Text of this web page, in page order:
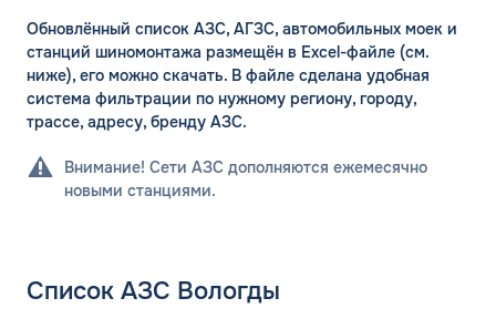
Обновлённый список АЗС, АГЗС, автомобильных моек и
станций шиномонтажа размещён в Excel-файле (см.
ниже), его можно скачать. В файле сделана удобная
система фильтрации по нужному региону, городу,
трассе, адресу, бренду АЗС.
Внимание! Сети АЗС дополняются ежемесячно
новыми станциями.
Список АЗС Вологды